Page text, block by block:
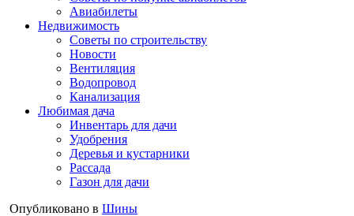
Авиабилеты
Недвижимость
Советы по строительству
Новости
Вентиляция
Водопровод
Канализация
Любимая дача
Инвентарь для дачи
Удобрения
Деревья и кустарники
Рассада
Газон для дачи
Опубликовано в Шины